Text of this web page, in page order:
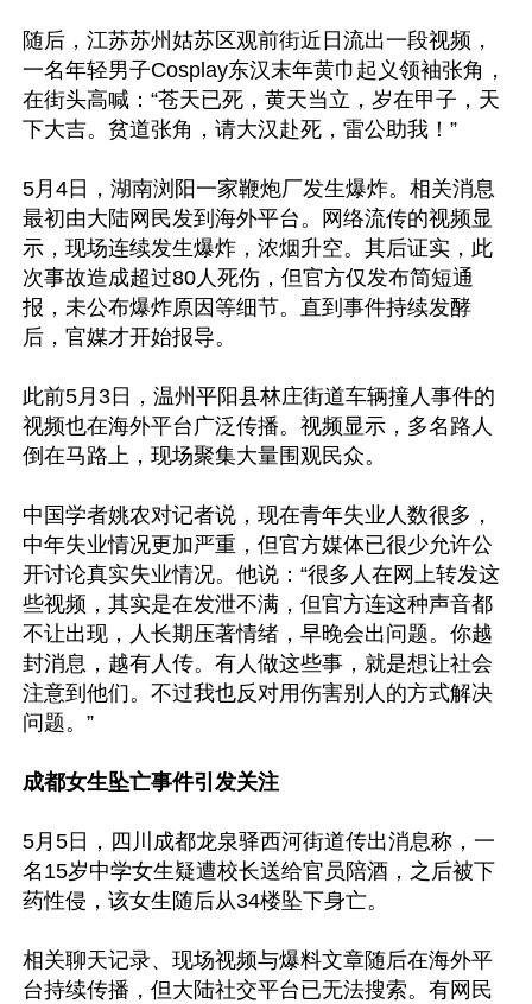
随后，江苏苏州姑苏区观前街近日流出一段视频，
一名年轻男子Cosplay东汉末年黄巾起义领袖张角，
在街头高喊：“苍天已死，黄天当立，岁在甲子，天
下大吉。贫道张角，请大汉赴死，雷公助我！”
5月4日，湖南浏阳一家鞭炮厂发生爆炸。相关消息
最初由大陆网民发到海外平台。网络流传的视频显
示，现场连续发生爆炸，浓烟升空。其后证实，此
次事故造成超过80人死伤，但官方仅发布简短通
报，未公布爆炸原因等细节。直到事件持续发酵
后，官媒才开始报导。
此前5月3日，温州平阳县林庄街道车辆撞人事件的
视频也在海外平台广泛传播。视频显示，多名路人
倒在马路上，现场聚集大量围观民众。
中国学者姚农对记者说，现在青年失业人数很多，
中年失业情况更加严重，但官方媒体已很少允许公
开讨论真实失业情况。他说：“很多人在网上转发这
些视频，其实是在发泄不满，但官方连这种声音都
不让出现，人长期压著情绪，早晚会出问题。你越
封消息，越有人传。有人做这些事，就是想让社会
注意到他们。不过我也反对用伤害别人的方式解决
问题。”
成都女生坠亡事件引发关注
5月5日，四川成都龙泉驿西河街道传出消息称，一
名15岁中学女生疑遭校长送给官员陪酒，之后被下
药性侵，该女生随后从34楼坠下身亡。
相关聊天记录、现场视频与爆料文章随后在海外平
台持续传播，但大陆社交平台已无法搜索。有网民